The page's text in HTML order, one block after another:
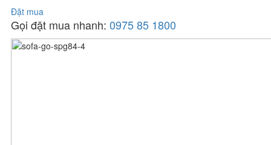
Đặt mua
Gọi đặt mua nhanh: 0975 85 1800